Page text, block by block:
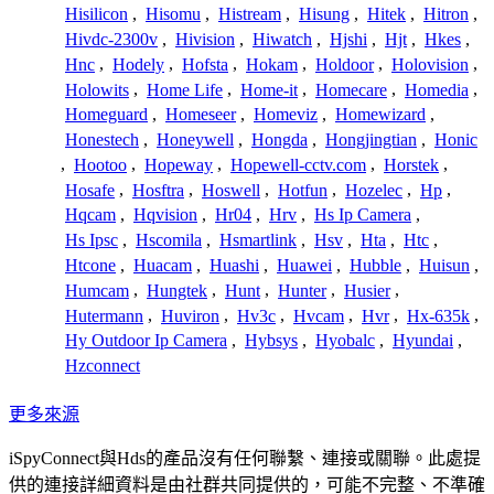
Hisilicon , Hisomu , Histream , Hisung , Hitek , Hitron ,
Hivdc-2300v , Hivision , Hiwatch , Hjshi , Hjt , Hkes ,
Hnc , Hodely , Hofsta , Hokam , Holdoor , Holovision ,
Holowits , Home Life , Home-it , Homecare , Homedia ,
Homeguard , Homeseer , Homeviz , Homewizard ,
Honestech , Honeywell , Hongda , Hongjingtian , Honic
, Hootoo , Hopeway , Hopewell-cctv.com , Horstek ,
Hosafe , Hosftra , Hoswell , Hotfun , Hozelec , Hp ,
Hqcam , Hqvision , Hr04 , Hrv , Hs Ip Camera ,
Hs Ipsc , Hscomila , Hsmartlink , Hsv , Hta , Htc ,
Htcone , Huacam , Huashi , Huawei , Hubble , Huisun ,
Humcam , Hungtek , Hunt , Hunter , Husier ,
Hutermann , Huviron , Hv3c , Hvcam , Hvr , Hx-635k ,
Hy Outdoor Ip Camera , Hybsys , Hyobalc , Hyundai ,
Hzconnect
更多來源
iSpyConnect與Hds的產品沒有任何聯繫、連接或關聯。此處提
供的連接詳細資料是由社群共同提供的，可能不完整、不準確